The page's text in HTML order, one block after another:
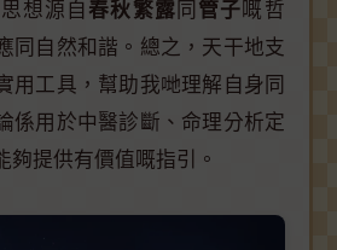
想源自 春秋繁露 同 管子嘅哲
同自然和諧。總之，天干地支
用工具，幫助我哋理解自身同
係用於中醫診斷、命理分析定
夠提供有價值嘅指引。